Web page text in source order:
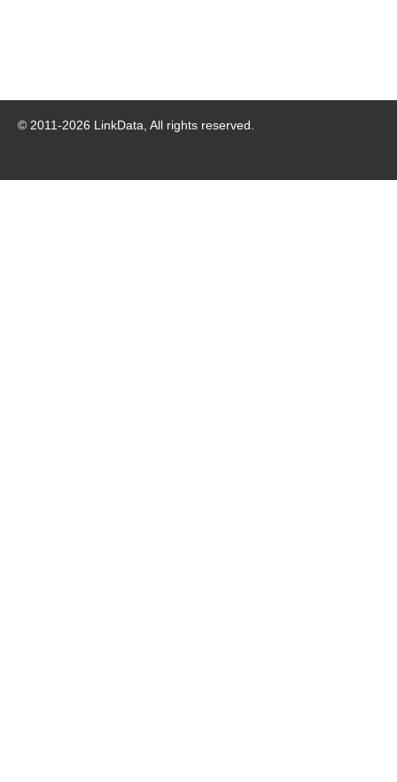
© 2011-2026 LinkData, All rights reserved.